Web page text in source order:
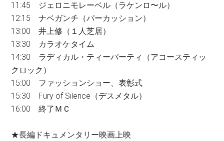
11:45 ジェロニモレーベル（ラケンロ〜ル）
12:15 ナベガンチ（パーカッション）
13:00 井上修（１人芝居）
13:30 カラオケタイム
14:30 ラディカル・ティーパーティ（アコースティッ
クロック）
15:00 ファッションショー、表彰式
15:30 Fury of Silence（デスメタル）
16:00 終了ＭＣ
★長編ドキュメンタリー映画上映